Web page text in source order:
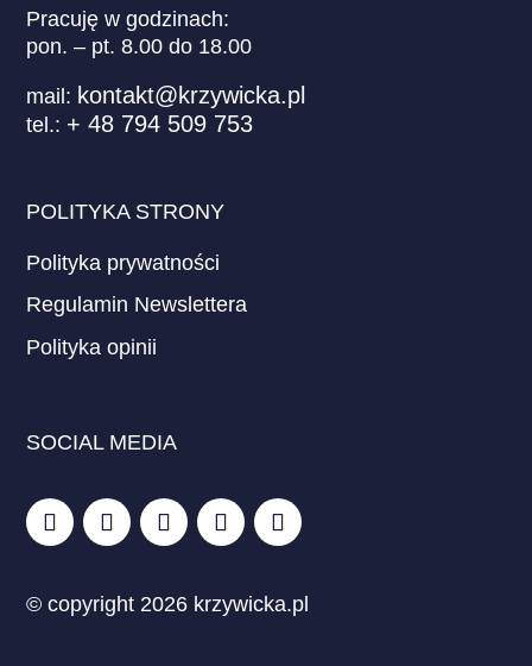
Pracuję w godzinach:
pon. – pt. 8.00 do 18.00
mail: kontakt@krzywicka.pl
tel.: + 48 794 509 753
POLITYKA STRONY
Polityka prywatności
Regulamin Newslettera
Polityka opinii
SOCIAL MEDIA
© copyright 2026 krzywicka.pl